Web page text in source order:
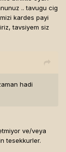
.. tavugu cig
kardes payi
tavsiyem siz
hadi
ve/veya
tesekkurler.